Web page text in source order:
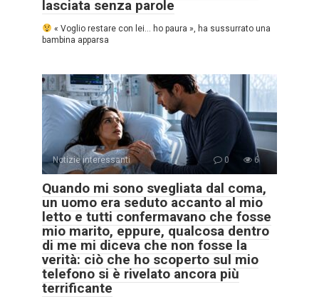
lasciata senza parole
« Voglio restare con lei… ho paura », ha sussurrato una
bambina apparsa
Notizie interessanti 0 6
Quando mi sono svegliata dal coma,
un uomo era seduto accanto al mio
letto e tutti confermavano che fosse
mio marito, eppure, qualcosa dentro
di me mi diceva che non fosse la
verità: ciò che ho scoperto sul mio
telefono si è rivelato ancora più
terrificante